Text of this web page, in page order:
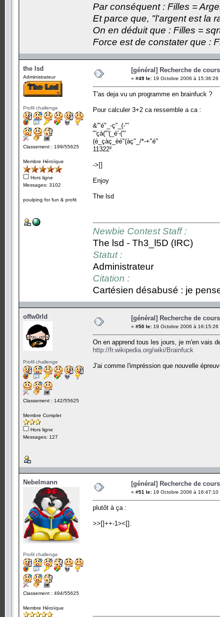
Par conséquent : Filles =
Et parce que, "l'argent est la
On en déduit que : Filles =
Force est de constater que :
the lsd
Administrateur
Profil challenge
Classement : 199/55625
Membre Héroïque
Hors ligne
Messages: 3102
poulping for fun & profit
[général] Recherche de
« #49 le: 19 Octobre 2006 à 15:36:26
T'as deja vu un programme en brainfuck ?
Pour calculer 3+2 ca ressemble a ca :
&'"é"_-ç"_(-"'
"'çà("'(_é'-("'
(è_çàç_èé"(àç"_/*-+"é"
11322²
->[]
Enjoy
The lsd
Newbie Contest Staff :
The lsd - Th3_l5D (IRC)
Statut :
Administrateur
Citation :
Cartésien désabusé : je
offw0rld
Profil challenge
Classement : 142/55625
Membre Complet
Hors ligne
Messages: 127
[général] Recherche de
« #50 le: 19 Octobre 2006 à 16:15:26
On en apprend tous les jours, je m'en vais
http://fr.wikipedia.org/wiki/Brainfuck
J'ai comme l'impréssion que nouvelle
Nebelmann
Profil challenge
Classement : 494/55625
Membre Héroïque
[général] Recherche de
« #51 le: 19 Octobre 2006 à 16:47:10
plutôt à ça :
>>[]++-1><[].